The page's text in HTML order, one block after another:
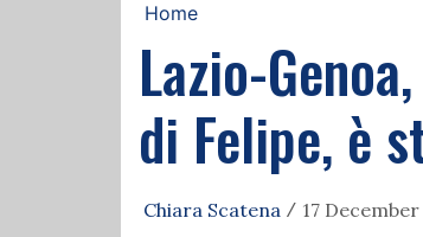
Home
Lazio-
di Felipe, è
Chiara Scatena / 17 December